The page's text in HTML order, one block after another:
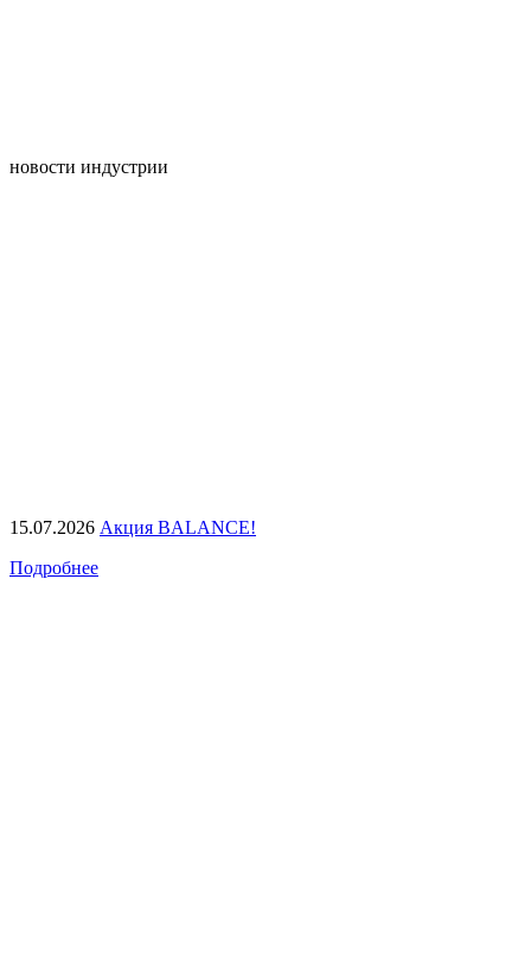
новости индустрии
15.07.2026 Акция BALANCE!
Подробнее